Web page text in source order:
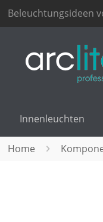
Beleuchtungsideen
Innenleuchten
Home